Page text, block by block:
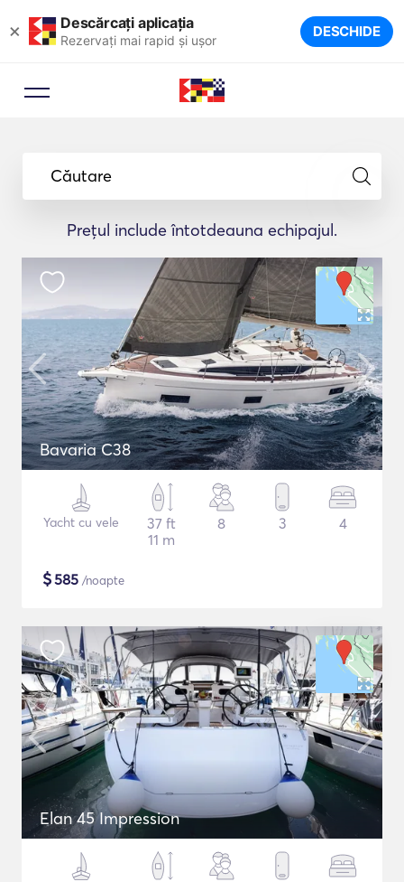
× Descărcați aplicația
Rezervați mai rapid și ușor DESCHIDE
Căutare
Prețul include întotdeauna echipajul.
Bavaria C38
Yacht cu vele
37 ft
11 m
8 3 4
$585 /noapte
Elan 45 Impression